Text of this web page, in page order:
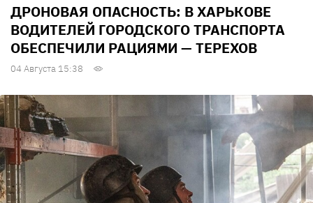
ДРОНОВАЯ ОПАСНОСТЬ: В ХАРЬКОВЕ
ВОДИТЕЛЕЙ ГОРОДСКОГО ТРАНСПОРТА
ОБЕСПЕЧИЛИ РАЦИЯМИ — ТЕРЕХОВ
04 Августа 15:38